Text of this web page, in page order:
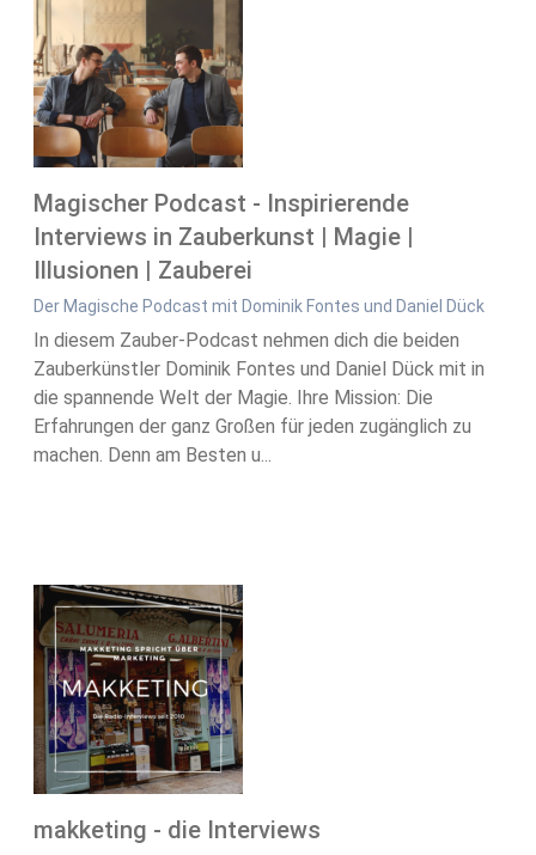
Magischer Podcast - Inspirierende
Interviews in Zauberkunst | Magie |
Illusionen | Zauberei
Der Magische Podcast mit Dominik Fontes und Daniel Dück
In diesem Zauber-Podcast nehmen dich die beiden
Zauberkünstler Dominik Fontes und Daniel Dück mit in
die spannende Welt der Magie. Ihre Mission: Die
Erfahrungen der ganz Großen für jeden zugänglich zu
machen. Denn am Besten u...
makketing - die Interviews